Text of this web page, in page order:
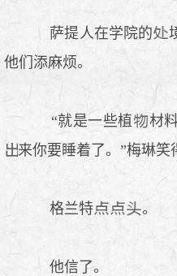
萨提人在学院的
他们添麻烦。
“就是一些植 材
来你要睡着了。”梅琳笑
格兰特 。
他信了。